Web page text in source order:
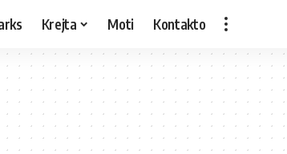
Krejta Moti Kontakto